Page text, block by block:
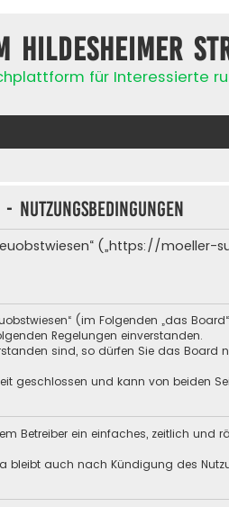
Hildesheimer
für Interessierte
Nutzungsbedingungen
(„https://
(im Folgenden „das
Regelungen einverstanden.
sind, so dürfen Sie das Board
geschlossen und kann von beiden
Betreiber ein einfaches, zeitlich
bleibt auch nach Kündigung des